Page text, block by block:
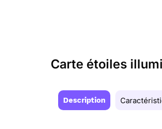
Carte étoiles
Description